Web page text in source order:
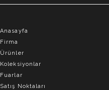
Anasayfa
Firma
Ürünler
Koleksiyonlar
Fuarlar
Satış Noktaları